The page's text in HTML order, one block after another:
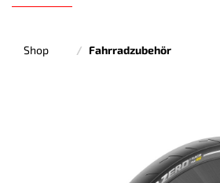
Shop Fahrradzubehör